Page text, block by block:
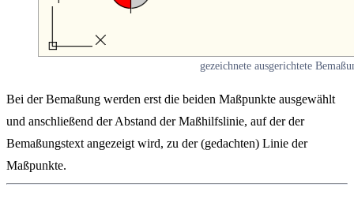
gezeichnete ausgerichtete
Bei der Bemaßung werden erst die beiden Maßpunkte ausgewählt
und anschließend der Abstand der Maßhilfslinie, auf der der
Bemaßungstext angezeigt wird, zu der (gedachten) Linie der
Maßpunkte.